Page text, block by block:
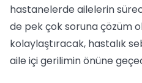
hastanelerde ailelerin
de pek çok soruna çözüm
kolaylaştıracak, hastalık
aile içi gerilimin önüne